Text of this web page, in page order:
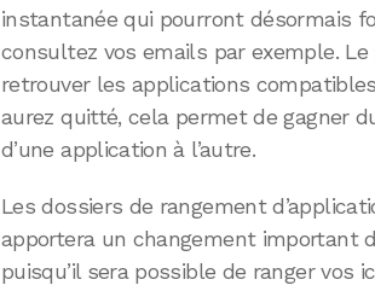
instantanée qui pourront désormais
consultez vos emails par exemple.
retrouver les applications
aurez quitté, cela permet de gagner
d’une application à l’autre.
Les dossiers de rangement
apportera un changement important
puisqu’il sera possible de ranger vos